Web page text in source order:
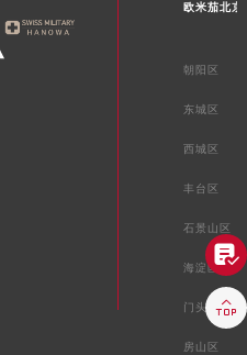
欧米茄北京
朝阳区
东城区
西城区
丰台区
石景山区
海淀区
门头沟区
房山区

